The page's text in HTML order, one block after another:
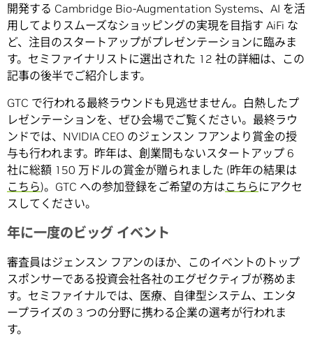
開発する Cambridge Bio-Augmentation Systems、AI を活
用してよりスムーズなショッピングの実現を目指す AiFi な
ど、注目のスタートアップがプレゼンテーションに臨みま
す。セミファイナリストに選出された 12 社の詳細は、この
記事の後半でご紹介します。
GTC で行われる最終ラウンドも見逃せません。白熱したプ
レゼンテーションを、ぜひ会場でご覧ください。最終ラウ
ンドでは、NVIDIA CEO のジェンスン フアンより賞金の授
与も行われます。昨年は、創業間もないスタートアップ 6
社に総額 150 万ドルの賞金が贈られました (昨年の結果は
こちら)。GTC への参加登録をご希望の方はこちら にアクセ
スしてください。
年に一度のビッグ イベント
審査員はジェンスン フアンのほか、このイベントのトップ
スポンサーである投資会社各社のエグゼクティブが務めま
す。セミファイナルでは、医療、自律型システム、エンタ
ープライズの 3 つの分野に携わる企業の選考が行われま
す。